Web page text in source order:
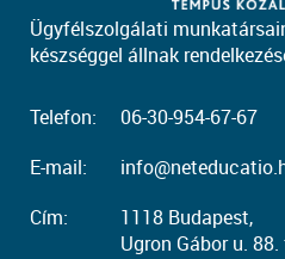
Ügyfélszolgálati
készséggel állnak
Telefon:
06-30-954-67-67
E-mail:
Cím:
1118 Budapest,
Ugron Gábor u.